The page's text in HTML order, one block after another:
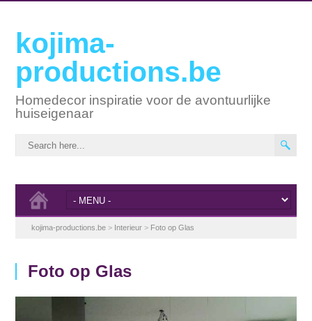
kojima-
productions.be
Homedecor inspiratie voor de avontuurlijke
huiseigenaar
kojima-productions.be > Interieur > Foto op Glas
Foto op Glas